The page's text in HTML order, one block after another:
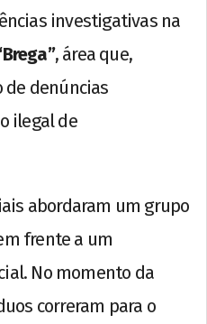
investigativas na
, área que,
de denúncias
ilegal de
abordaram um grupo
frente a um
No momento da
correram para o